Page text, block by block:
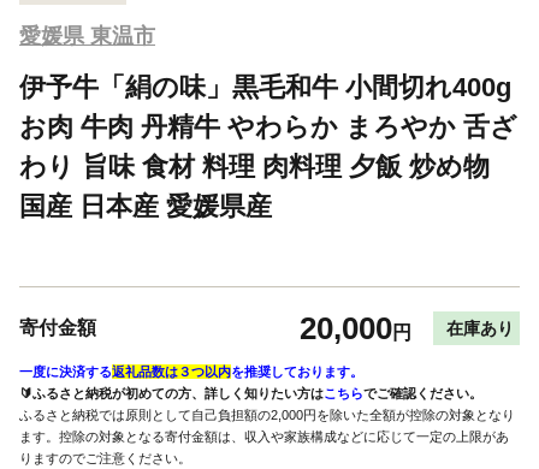
愛媛県 東温市
伊予牛「絹の味」黒毛和牛 小間切れ400g
お肉 牛肉 丹精牛 やわらか まろやか 舌ざ
わり 旨味 食材 料理 肉料理 夕飯 炒め物
国産 日本産 愛媛県産
寄付金額 20,000円 在庫あり
一度に決済する返礼品数は３つ以内を推奨しております。
🔰ふるさと納税が初めての方、詳しく知りたい方はこちらでご確認ください。
ふるさと納税では原則として自己負担額の2,000円を除いた全額が控除の対象となり
ます。控除の対象となる寄付金額は、収入や家族構成などに応じて一定の上限があ
りますのでご注意ください。